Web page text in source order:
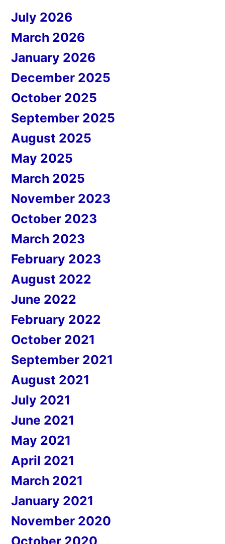
July 2026
March 2026
January 2026
December 2025
October 2025
September 2025
August 2025
May 2025
March 2025
November 2023
October 2023
March 2023
February 2023
August 2022
June 2022
February 2022
October 2021
September 2021
August 2021
July 2021
June 2021
May 2021
April 2021
March 2021
January 2021
November 2020